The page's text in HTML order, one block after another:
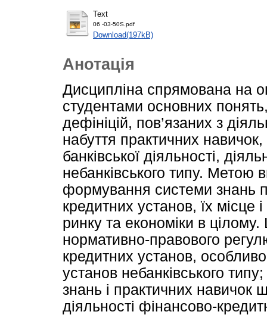
Text
06 -03-50S.pdf
Download(197kB)
Анотація
Дисципліна спрямована на
студентами основних понять,
дефініцій, пов’язаних з
набуття практичних
банківської діяльності,
небанківського типу. Метою
формування системи знань
кредитних установ, їх місце
ринку та економіки в
нормативно-правового
кредитних установ,
установ небанківського
знань і практичних навичок
діяльності фінансово-